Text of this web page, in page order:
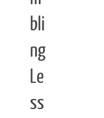
bli
ng
Le
ss